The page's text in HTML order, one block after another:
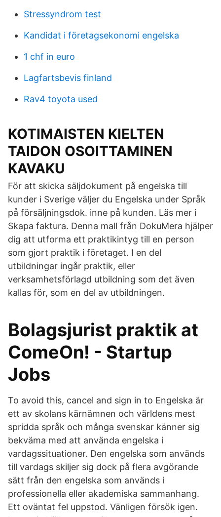
Stressyndrom test
Kandidat i företagsekonomi engelska
1 chf in euro
Lagfartsbevis finland
Rav4 toyota used
KOTIMAISTEN KIELTEN
TAIDON OSOITTAMINEN
KAVAKU
För att skicka säljdokument på engelska till
kunder i Sverige väljer du Engelska under Språk
på försäljningsdok. inne på kunden. Läs mer i
Skapa faktura. Denna mall från DokuMera hjälper
dig att utforma ett praktikintyg till en person
som gjort praktik i företaget. I en del
utbildningar ingår praktik, eller
verksamhetsförlagd utbildning som det även
kallas för, som en del av utbildningen.
Bolagsjurist praktik at
ComeOn! - Startup
Jobs
To avoid this, cancel and sign in to Engelska är
ett av skolans kärnämnen och världens mest
spridda språk och många svenskar känner sig
bekväma med att använda engelska i
vardagssituationer. Den engelska som används
till vardags skiljer sig dock på flera avgörande
sätt från den engelska som används i
professionella eller akademiska sammanhang.
Ett oväntat fel uppstod. Vänligen försök igen.